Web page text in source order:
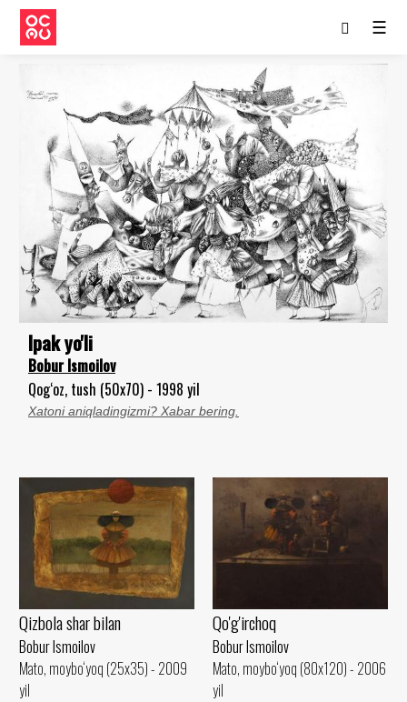
☰
Ipak yo'li
Bobur Ismoilov
Qog‘oz, tush (50x70) - 1998 yil
Xatoni aniqladingizmi? Xabar bering.
Qizbola shar bilan
Bobur Ismoilov
Mato, moybo‘yoq (25x35) - 2009
yil
Qo'g'irchoq
Bobur Ismoilov
Mato, moybo‘yoq (80x120) - 2006
yil